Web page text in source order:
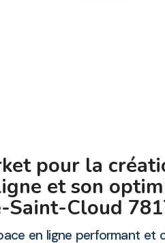
pour la
et son
Cloud
en ligne performant et